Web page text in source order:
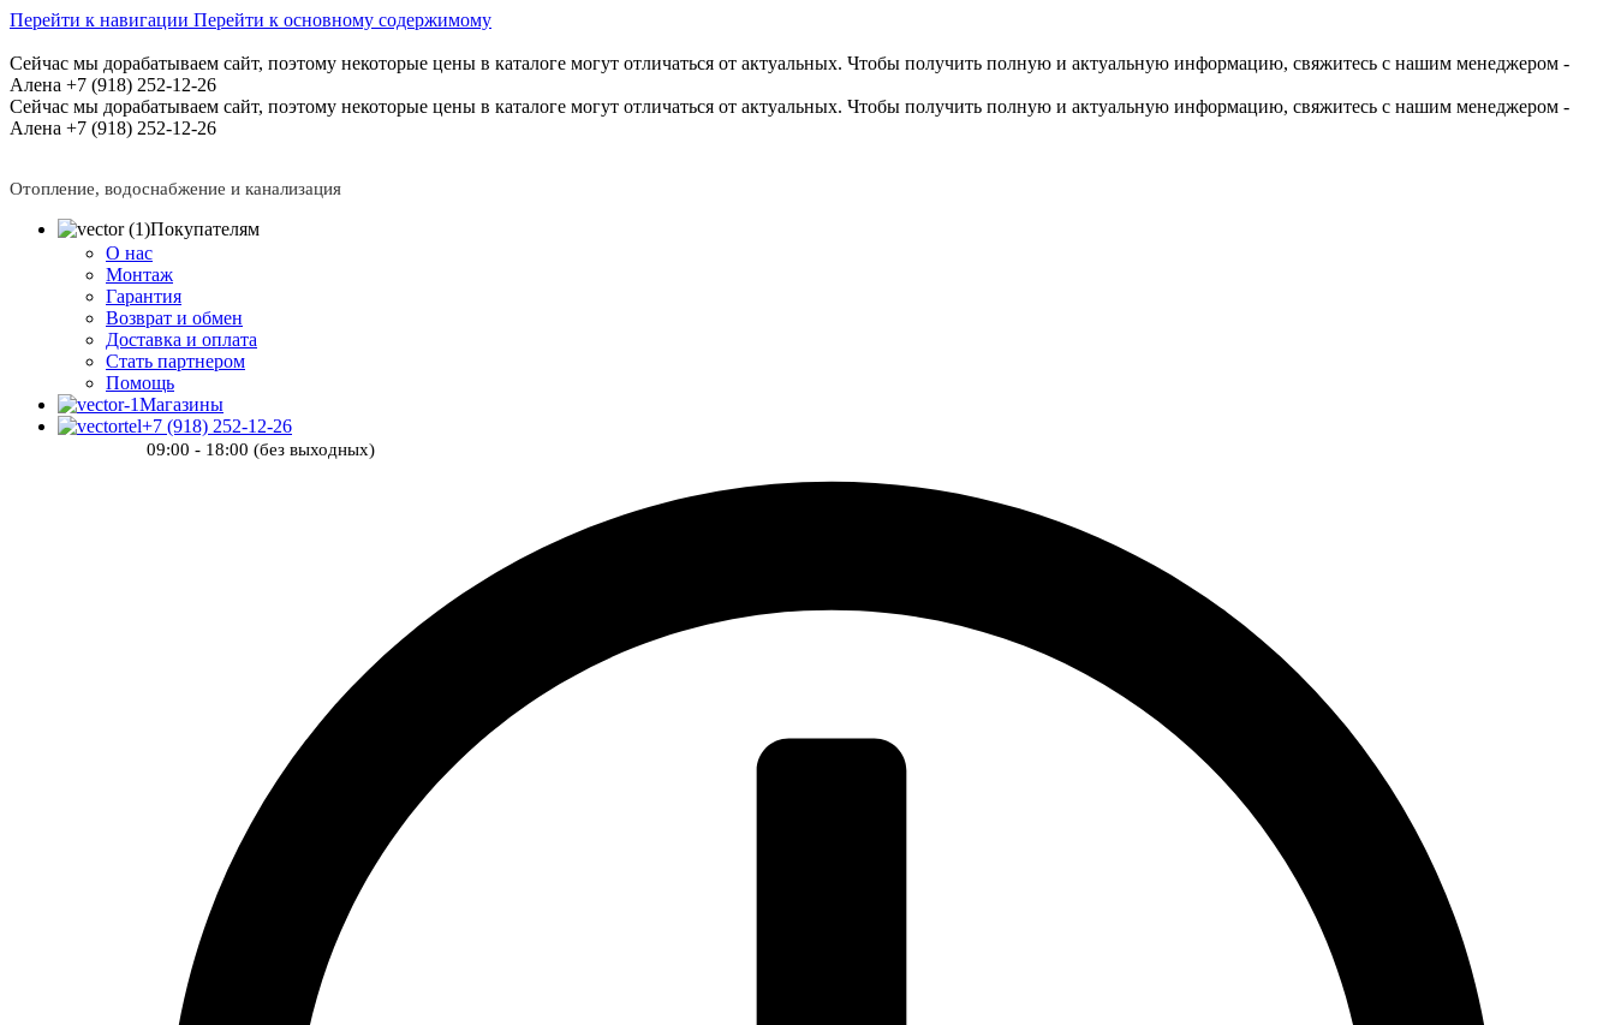
Перейти к навигации Перейти к основному содержимому
Сейчас мы дорабатываем сайт, поэтому некоторые цены в каталоге могут отличаться от актуальных. Чтобы получить полную и актуальную информацию, свяжитесь с нашим менеджером -
Алена +7 (918) 252-12-26
Сейчас мы дорабатываем сайт, поэтому некоторые цены в каталоге могут отличаться от актуальных. Чтобы получить полную и актуальную информацию, свяжитесь с нашим менеджером -
Алена +7 (918) 252-12-26
Отопление, водоснабжение и канализация
Покупателям
О нас
Монтаж
Гарантия
Возврат и обмен
Доставка и оплата
Стать партнером
Помощь
Магазины
+7 (918) 252-12-26
09:00 - 18:00 (без выходных)